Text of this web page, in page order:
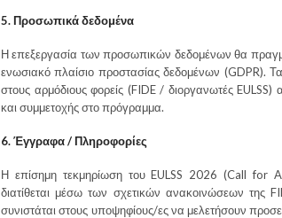
5. Προσωπικά δεδομένα
Η επεξεργασία των προσωπικών δεδομένων θα
ενωσιακό πλαίσιο προστασίας δεδομένων (GDPR).
στους αρμόδιους φορείς (FIDE / διοργανωτές EULSS)
και συμμετοχής στο πρόγραμμα.
6. Έγγραφα / Πληροφορίες
Η επίσημη τεκμηρίωση του EULSS 2026 (Call for
διατίθεται μέσω των σχετικών ανακοινώσεων της
συνιστάται στους υποψηφίους/ες να μελετήσουν